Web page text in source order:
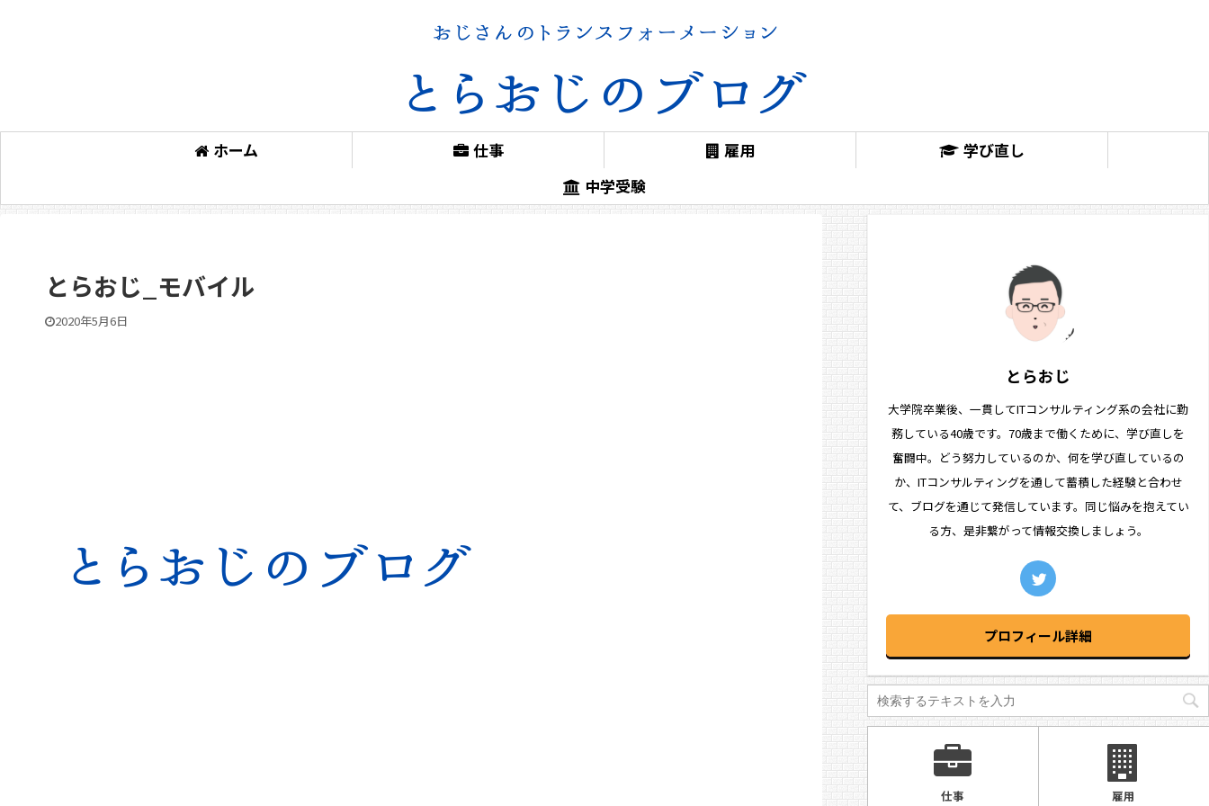
ホーム 仕事 雇用
学び直し
中学受験
とらおじ_モバイル
2020年5月6日
とらおじ
大学院卒業後、一貫してITコンサルティング系の会社に勤
務している40歳です。70歳まで働くために、学び直しを
奮闘中。どう努力しているのか、何を学び直しているの
か、ITコンサルティングを通して蓄積した経験と合わせ
て、ブログを通じて発信しています。同じ悩みを抱えてい
る方、是非繋がって情報交換しましょう。
プロフィール詳細
仕事 雇用